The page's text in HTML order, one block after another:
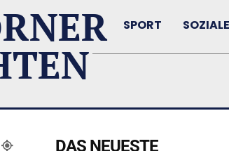
SPORT
DAS NEUESTE